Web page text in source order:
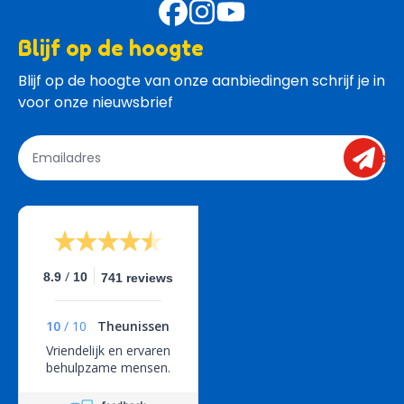
Blijf op de hoogte
Blijf op de hoogte van onze aanbiedingen schrijf je in
voor onze nieuwsbrief
send
8.9 / 10 741 reviews
10 / 10
Theunissen
Vriendelijk en ervaren
behulpzame mensen.